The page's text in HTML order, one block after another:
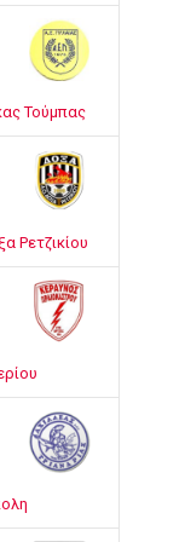
Τούμπας
Ρετζικίου